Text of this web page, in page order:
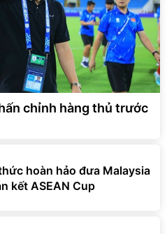
chỉnh hàng thủ trước
hoàn hảo đưa Malaysia
kết ASEAN Cup